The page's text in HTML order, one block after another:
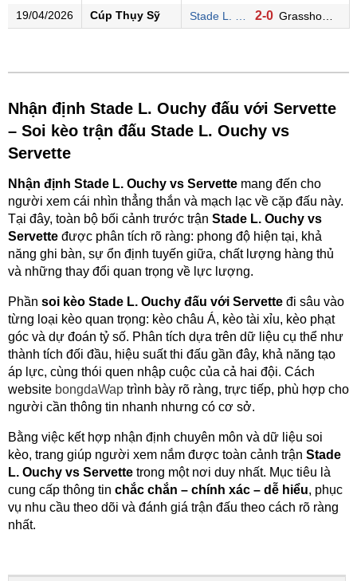
19/04/2026 Cúp Thụy Sỹ 2-0
Nhận định Stade L. Ouchy đấu với Servette
– Soi kèo trận đấu Stade L. Ouchy vs
Servette
Nhận định Stade L. Ouchy vs Servette mang đến cho
người xem cái nhìn thẳng thắn và mạch lạc về cặp đấu này.
Tại đây, toàn bộ bối cảnh trước trận Stade L. Ouchy vs
Servette được phân tích rõ ràng: phong độ hiện tại, khả
năng ghi bàn, sự ổn định tuyến giữa, chất lượng hàng thủ
và những thay đổi quan trọng về lực lượng.
Phần soi kèo Stade L. Ouchy đấu với Servette đi sâu vào
từng loại kèo quan trọng: kèo châu Á, kèo tài xỉu, kèo phạt
góc và dự đoán tỷ số. Phân tích dựa trên dữ liệu cụ thể như
thành tích đối đầu, hiệu suất thi đấu gần đây, khả năng tạo
áp lực, cùng thói quen nhập cuộc của cả hai đội. Cách
website bongdaWap trình bày rõ ràng, trực tiếp, phù hợp cho
người cần thông tin nhanh nhưng có cơ sở.
Bằng việc kết hợp nhận định chuyên môn và dữ liệu soi
kèo, trang giúp người xem nắm được toàn cảnh trận Stade
L. Ouchy vs Servette trong một nơi duy nhất. Mục tiêu là
cung cấp thông tin chắc chắn – chính xác – dễ hiểu, phục
vụ nhu cầu theo dõi và đánh giá trận đấu theo cách rõ ràng
nhất.